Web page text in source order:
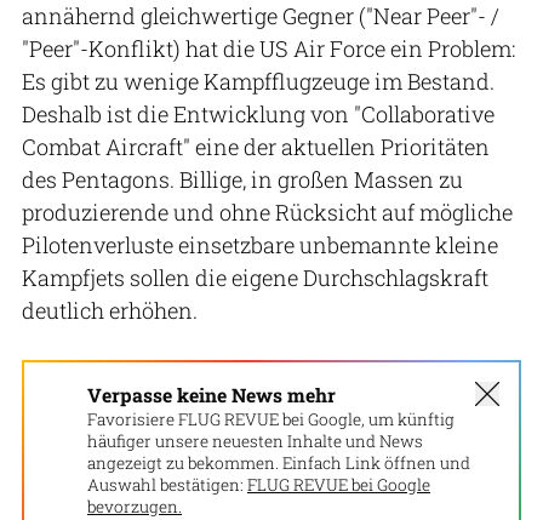
annähernd gleichwertige Gegner ("Near Peer"- /
"Peer"-Konflikt) hat die US Air Force ein Problem:
Es gibt zu wenige Kampfflugzeuge im Bestand.
Deshalb ist die Entwicklung von "Collaborative
Combat Aircraft" eine der aktuellen Prioritäten
des Pentagons. Billige, in großen Massen zu
produzierende und ohne Rücksicht auf mögliche
Pilotenverluste einsetzbare unbemannte kleine
Kampfjets sollen die eigene Durchschlagskraft
deutlich erhöhen.
Verpasse keine News mehr
Favorisiere FLUG REVUE bei Google, um künftig
häufiger unsere neuesten Inhalte und News
angezeigt zu bekommen. Einfach Link öffnen und
Auswahl bestätigen: FLUG REVUE bei Google
bevorzugen.